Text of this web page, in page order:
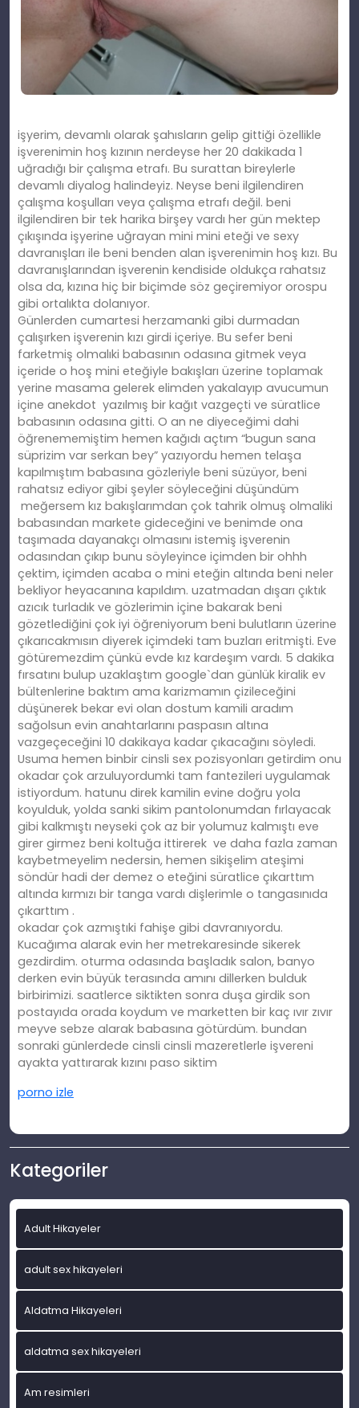
işyerim, devamlı olarak şahısların gelip gittiği özellikle
işverenimin hoş kızının nerdeyse her 20 dakikada 1
uğradığı bir çalışma etrafı. Bu surattan bireylerle
devamlı diyalog halindeyiz. Neyse beni ilgilendiren
çalışma koşulları veya çalışma etrafı değil. beni
ilgilendiren bir tek harika birşey vardı her gün mektep
çıkışında işyerine uğrayan mini mini eteği ve sexy
davranışları ile beni benden alan işverenimin hoş kızı. Bu
davranışlarından işverenin kendiside oldukça rahatsız
olsa da, kızına hiç bir biçimde söz geçiremiyor orospu
gibi ortalıkta dolanıyor.
Günlerden cumartesi herzamanki gibi durmadan
çalışırken işverenin kızı girdi içeriye. Bu sefer beni
farketmiş olmalıki babasının odasına gitmek veya
içeride o hoş mini eteğiyle bakışları üzerine toplamak
yerine masama gelerek elimden yakalayıp avucumun
içine anekdot yazılmış bir kağıt vazgeçti ve süratlice
babasının odasına gitti. O an ne diyeceğimi dahi
öğrenememiştim hemen kağıdı açtım “bugun sana
süprizim var serkan bey” yazıyordu hemen telaşa
kapılmıştım babasına gözleriyle beni süzüyor, beni
rahatsız ediyor gibi şeyler söyleceğini düşündüm
meğersem kız bakışlarımdan çok tahrik olmuş olmaliki
babasından markete gideceğini ve benimde ona
taşımada dayanakçı olmasını istemiş işverenin
odasından çıkıp bunu söyleyince içimden bir ohhh
çektim, içimden acaba o mini eteğin altında beni neler
bekliyor heyacanına kapıldım. uzatmadan dışarı çıktık
azıcık turladık ve gözlerimin içine bakarak beni
gözetlediğini çok iyi öğreniyorum beni bulutların üzerine
çıkarıcakmısın diyerek içimdeki tam buzları eritmişti. Eve
götüremezdim çünkü evde kız kardeşım vardı. 5 dakika
fırsatını bulup uzaklaştım google`dan günlük kiralik ev
bültenlerine baktım ama karizmamın çizileceğini
düşünerek bekar evi olan dostum kamili aradım
sağolsun evin anahtarlarını paspasın altına
vazgeçeceğini 10 dakikaya kadar çıkacağını söyledi.
Usuma hemen binbir cinsli sex pozisyonları getirdim onu
okadar çok arzuluyordumki tam fantezileri uygulamak
istiyordum. hatunu direk kamilin evine doğru yola
koyulduk, yolda sanki sikim pantolonumdan fırlayacak
gibi kalkmıştı neyseki çok az bir yolumuz kalmıştı eve
girer girmez beni koltuğa ittirerek ve daha fazla zaman
kaybetmeyelim nedersin, hemen sikişelim ateşimi
söndür hadi der demez o eteğini süratlice çıkarttım
altında kırmızı bir tanga vardı dişlerimle o tangasınıda
çıkarttım .
okadar çok azmıştıki fahişe gibi davranıyordu.
Kucağıma alarak evin her metrekaresinde sikerek
gezdirdim. oturma odasında başladık salon, banyo
derken evin büyük terasında amını dillerken bulduk
birbirimizi. saatlerce siktikten sonra duşa girdik son
postayıda orada koydum ve marketten bir kaç ıvır zıvır
meyve sebze alarak babasına götürdüm. bundan
sonraki günlerdede cinsli cinsli mazeretlerle işvereni
ayakta yattırarak kızını paso siktim
porno izle
Kategoriler
Adult Hikayeler
adult sex hikayeleri
Aldatma Hikayeleri
aldatma sex hikayeleri
Am resimleri